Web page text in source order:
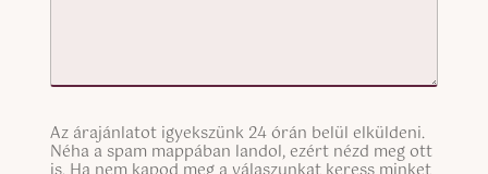
S
i
Az árajánlatot igyekszünk 24 órán belül elküldeni.
Néha a spam mappában landol, ezért nézd meg ott